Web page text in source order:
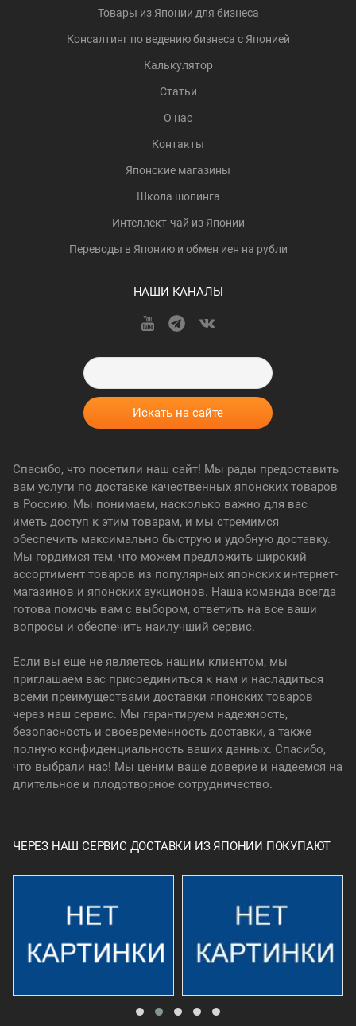
Товары из Японии для бизнеса
Консалтинг по ведению бизнеса с Японией
Калькулятор
Статьи
О нас
Контакты
Японские магазины
Школа шопинга
Интеллект-чай из Японии
Переводы в Японию и обмен иен на рубли
НАШИ КАНАЛЫ
Спасибо, что посетили наш сайт! Мы рады предоставить
вам услуги по доставке качественных японских товаров
в Россию. Мы понимаем, насколько важно для вас
иметь доступ к этим товарам, и мы стремимся
обеспечить максимально быструю и удобную доставку.
Мы гордимся тем, что можем предложить широкий
ассортимент товаров из популярных японских интернет-
магазинов и японских аукционов. Наша команда всегда
готова помочь вам с выбором, ответить на все ваши
вопросы и обеспечить наилучший сервис.
Если вы еще не являетесь нашим клиентом, мы
приглашаем вас присоединиться к нам и насладиться
всеми преимуществами доставки японских товаров
через наш сервис. Мы гарантируем надежность,
безопасность и своевременность доставки, а также
полную конфиденциальность ваших данных. Спасибо,
что выбрали нас! Мы ценим ваше доверие и надеемся на
длительное и плодотворное сотрудничество.
ЧЕРЕЗ НАШ СЕРВИС ДОСТАВКИ ИЗ ЯПОНИИ ПОКУПАЮТ